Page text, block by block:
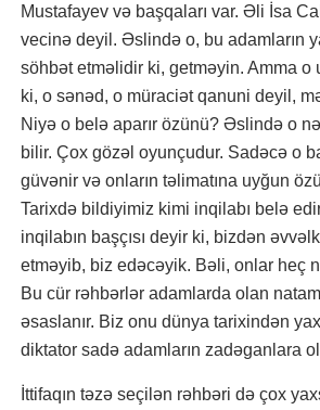
Mustafayev və başqaları var. Əli İsa
vecinə deyil. Əslində o, bu adamların
söhbət etməlidir ki, getməyin. Amma o
ki, o sənəd, o müraciət qanuni deyil,
Niyə o belə aparır özünü? Əslində o
bilir. Çox gözəl oyunçudur. Sadəcə o
güvənir və onların təlimatına uyğun
Tarixdə bildiyimiz kimi inqilabı belə
inqilabın başçısı deyir ki, bizdən
etməyib, biz edəcəyik. Bəli, onlar heç
Bu cür rəhbərlər adamlarda olan
əsaslanır. Biz onu dünya tarixindən
diktator sadə adamların zadəganlara
İttifaqın təzə seçilən rəhbəri də çox